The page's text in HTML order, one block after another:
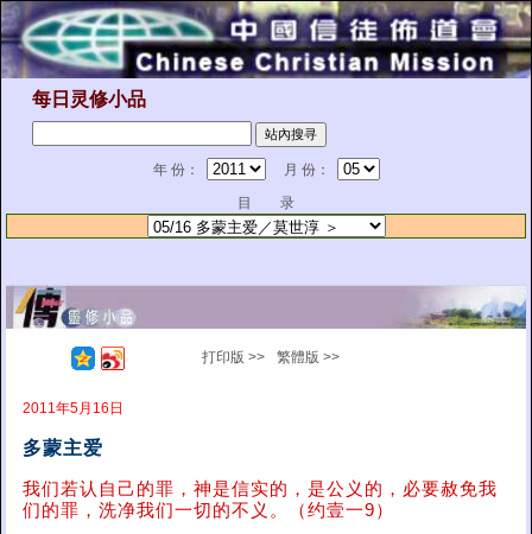
每日灵修小品
年 份：
月 份：
目 录
打印版 >> 繁體版 >>
2011年5月16日
多蒙主爱
我们若认自己的罪，神是信实的，是公义的，必要赦免我
们的罪，洗净我们一切的不义。（约壹一9）